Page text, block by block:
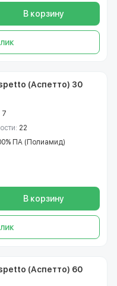
В корзину
(Аспетто) 30
7
22
ПА (Полиамид)
В корзину
(Аспетто) 60